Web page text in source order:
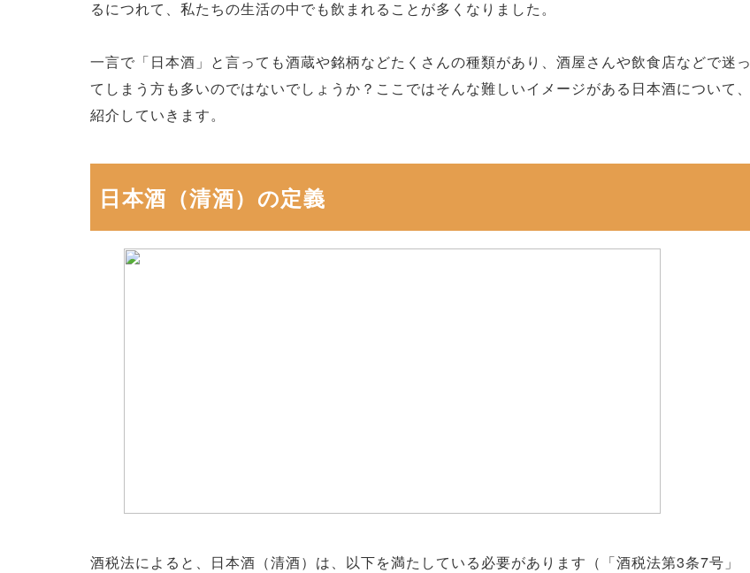
るにつれて、私たちの生活の中でも飲まれることが多くなりました。
一言で「日本酒」と言っても酒蔵や銘柄などたくさんの種類があり、酒屋さんや飲食店などで迷っ
てしまう方も多いのではないでしょうか？ここではそんな難しいイメージがある日本酒について、
紹介していきます。
日本酒（清酒）の定義
酒税法によると、日本酒（清酒）は、以下を満たしている必要があります（「酒税法第3条7号」